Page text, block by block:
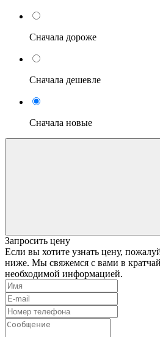
Сначала дороже
Сначала дешевле
Сначала новые
Запросить цену
Если вы хотите узнать цену,
ниже. Мы свяжемся с вами в
необходимой информацией.